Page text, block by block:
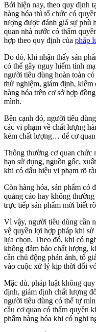
Bởi hiện nay, theo quy định
hàng hóa thì tổ chức có
tượng được đánh giá sự
quan nhà nước có thẩm
hợp theo quy định của pháp
Do đó, khi nhận thấy sản
có thể gây nguy hiểm tính
người tiêu dùng hoàn toàn
thử nghiệm, giám định, kiểm
hàng hóa trên cơ sở hợp
mình.
Bên cạnh đó, người tiêu
các vi phạm về chất lượng
kém chất lượng… để cơ
Thông thường cơ quan chức
hạn sử dụng, nguồn gốc,
khi có dấu hiệu vi phạm rõ
Còn hàng hóa, sản phẩm có
quảng cáo hay không
trực tiếp sản phẩm mới biết
Vì vậy, người tiêu dùng cần
vệ quyền lợi hợp pháp khi sử
lựa chọn. Theo đó, khi có
không đảm bảo chất lượng,
cần chủ động phản ánh, tố
vào cuộc xử lý kịp thời đối
Mặc dù, pháp luật không
định, giám định chất lượng
người tiêu dùng có thể tự
cầu cơ quan có thẩm quyền
phẩm hàng hóa khi có nghi